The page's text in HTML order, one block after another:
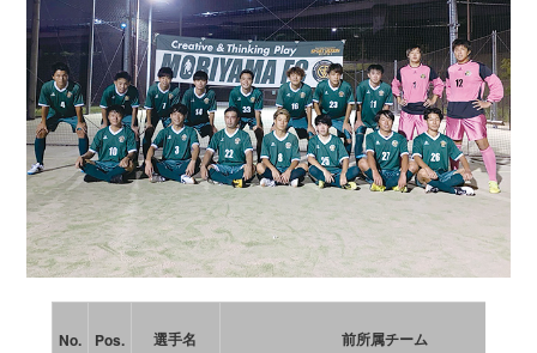
No. Pos. 選手名 前所属チーム